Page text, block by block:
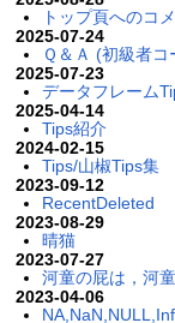
トップ頁へのコ
2025-07-24
Ｑ＆Ａ (初級者コ
2025-07-23
データフレーム
2025-04-14
Tips紹介
2024-02-15
Tips/山椒Tips集
2023-09-12
RecentDeleted
2023-08-29
晴猫
2023-07-27
河童の屁は，河
2023-04-06
NA,NaN,NULL,Inf